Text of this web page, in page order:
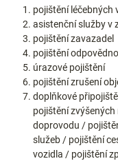
pojištění léčebných
asistenční služby v
pojištění zavazadel
pojištění
úrazové pojištění
pojištění zrušení
doplňkové
pojištění
doprovodu /
služeb / pojištění
vozidla / pojištění